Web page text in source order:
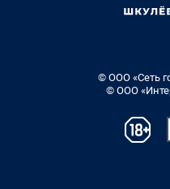
© ООО «Сеть
© ООО